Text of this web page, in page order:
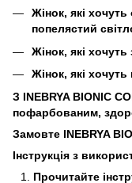
Жінок, які
попелястий
Жінок, які
Жінок, які
З INEBRYA BIONIC
пофарбованим,
Замовте INEBRYA
Інструкція з
Прочитайте